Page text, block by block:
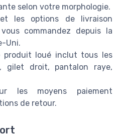
selon votre morphologie.
les options de livraison
commandez depuis la
Uni.
produit loué inclut tous les
gilet droit, pantalon raye,
les moyens paiement
de retour.